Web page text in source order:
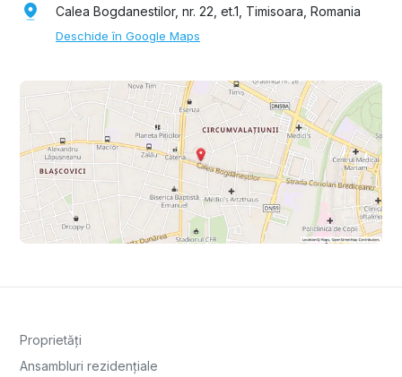
Calea Bogdanestilor, nr. 22, et.1, Timisoara, Romania
Deschide în Google Maps
Proprietăți
Ansambluri rezidențiale